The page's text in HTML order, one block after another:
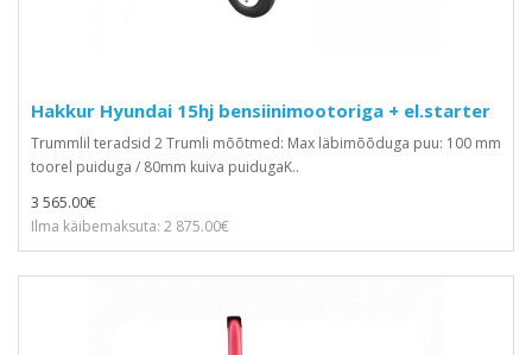
Hakkur Hyundai 15hj bensiinimootoriga + el.starter
Trummlil teradsid 2 Trumli mõõtmed: Max läbimõõduga puu: 100 mm
toorel puiduga / 80mm kuiva puidugaK..
3 565.00€
Ilma käibemaksuta: 2 875.00€